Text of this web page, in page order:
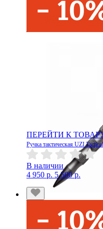
ПЕРЕЙТИ К
Ручка тактическая UZI
В наличии
4 950 р. 5 500 р.